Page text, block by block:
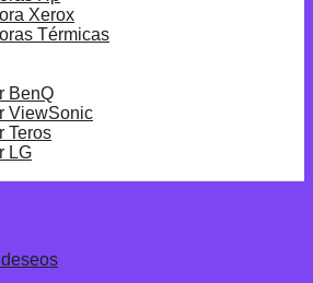
Xerox
Térmicas
BenQ
ViewSonic
Teros
LG